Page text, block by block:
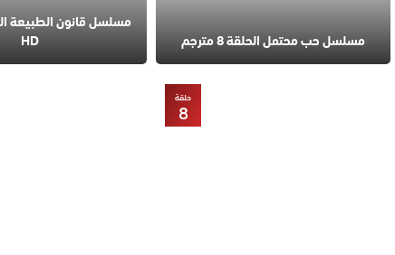
مسلسل حب محتمل الحلقة 8 مترجم
HD
حلقة
8